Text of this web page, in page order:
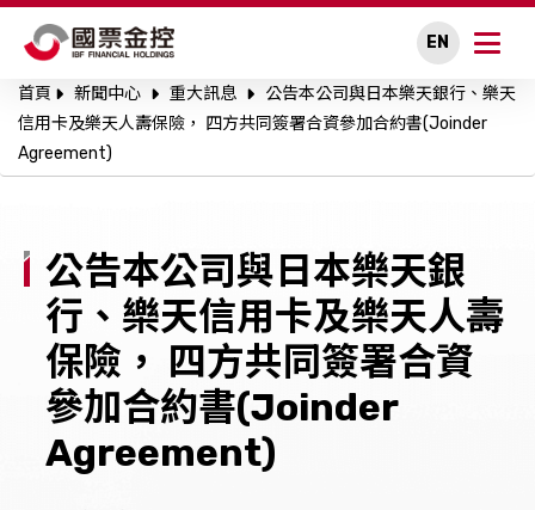
EN
於國票金控
續專區
資人關係
才招募
聞中心
首頁 新聞中心 重大訊息
公告本公司與日本樂天銀行、樂天
信用卡及樂天人壽保險， 四方共同簽署合資參加合約書(Joinder
Agreement)
公告本公司與日本樂天銀
行、樂天信用卡及樂天人壽
保險， 四方共同簽署合資
參加合約書(Joinder
Agreement)